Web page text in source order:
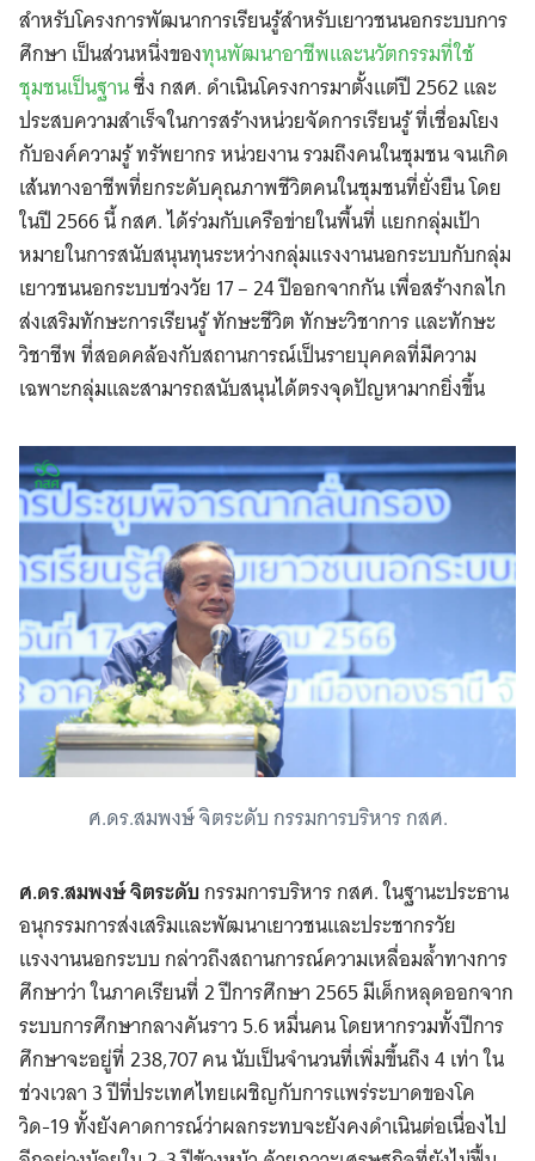
สำหรับโครงการพัฒนาการเรียนรู้สำหรับเยาวชนนอกระบบการ
ศึกษา เป็นส่วนหนึ่งของทุนพัฒนาอาชีพและนวัตกรรมที่ใช้
ชุมชนเป็นฐานซึ่ง กสศ. ดำเนินโครงการมาตั้งแต่ปี 2562 และ
ประสบความสำเร็จในการสร้างหน่วยจัดการเรียนรู้ ที่เชื่อมโยง
กับองค์ความรู้ ทรัพยากร หน่วยงาน รวมถึงคนในชุมชน จนเกิด
เส้นทางอาชีพที่ยกระดับคุณภาพชีวิตคนในชุมชนที่ยั่งยืน โดย
ในปี 2566 นี้ กสศ. ได้ร่วมกับเครือข่ายในพื้นที่ แยกกลุ่มเป้า
หมายในการสนับสนุนทุนระหว่างกลุ่มแรงงานนอกระบบกับกลุ่ม
เยาวชนนอกระบบช่วงวัย 17 – 24 ปีออกจากกัน เพื่อสร้างกลไก
ส่งเสริมทักษะการเรียนรู้ ทักษะชีวิต ทักษะวิชาการ และทักษะ
วิชาชีพ ที่สอดคล้องกับสถานการณ์เป็นรายบุคคลที่มีความ
เฉพาะกลุ่มและสามารถสนับสนุนได้ตรงจุดปัญหามากยิ่งขึ้น
ศ.ดร.สมพงษ์ จิตระดับ กรรมการบริหาร กสศ.
ศ.ดร.สมพงษ์ จิตระดับกรรมการบริหาร กสศ. ในฐานะประธาน
อนุกรรมการส่งเสริมและพัฒนาเยาวชนและประชากรวัย
แรงงานนอกระบบ กล่าวถึงสถานการณ์ความเหลื่อมล้ำทางการ
ศึกษาว่า ในภาคเรียนที่ 2 ปีการศึกษา 2565 มีเด็กหลุดออกจาก
ระบบการศึกษากลางคันราว 5.6 หมื่นคน โดยหากรวมทั้งปีการ
ศึกษาจะอยู่ที่ 238,707 คน นับเป็นจำนวนที่เพิ่มขึ้นถึง 4 เท่า ใน
ช่วงเวลา 3 ปีที่ประเทศไทยเผชิญกับการแพร่ระบาดของโค
วิด-19 ทั้งยังคาดการณ์ว่าผลกระทบจะยังคงดำเนินต่อเนื่องไป